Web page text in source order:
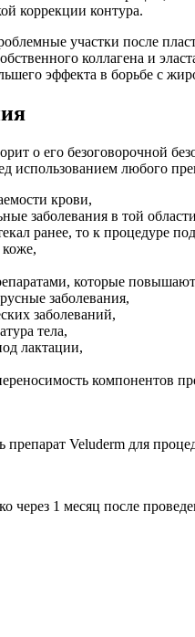
коррекции контура.
участки после
коллагена и
эффекта в борьбе с
о его безоговорочной
использованием любого
крови,
заболевания в той
ранее, то к процедуре
которые повышают
заболевания,
заболеваний,
тела,
лактации,
компонентов
препарат Veluderm для
через 1 месяц после